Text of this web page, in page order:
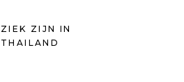
ZIEK ZIJN IN
THAILAND